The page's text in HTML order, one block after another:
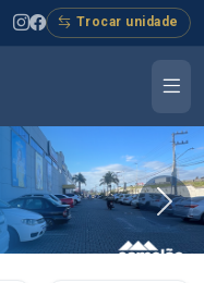
Trocar unidade